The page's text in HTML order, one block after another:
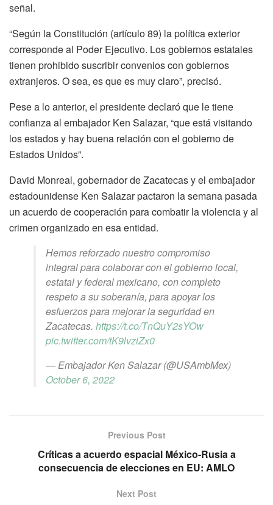
señal.
“Según la Constitución (artículo 89) la política exterior
corresponde al Poder Ejecutivo. Los gobiernos estatales
tienen prohibido suscribir convenios con gobiernos
extranjeros. O sea, es que es muy claro”, precisó.
Pese a lo anterior, el presidente declaró que le tiene
confianza al embajador Ken Salazar, “que está visitando
los estados y hay buena relación con el gobierno de
Estados Unidos”.
David Monreal, gobernador de Zacatecas y el embajador
estadounidense Ken Salazar pactaron la semana pasada
un acuerdo de cooperación para combatir la violencia y al
crimen organizado en esa entidad.
Hemos reforzado nuestro compromiso
integral para colaborar con el gobierno local,
estatal y federal mexicano, con completo
respeto a su soberanía, para apoyar los
esfuerzos para mejorar la seguridad en
Zacatecas. https://t.co/TnQuY2sYOw
pic.twitter.com/tK9lvziZx0
— Embajador Ken Salazar (@USAmbMex)
October 6, 2022
Previous Post
Críticas a acuerdo espacial México-Rusia a
consecuencia de elecciones en EU: AMLO
Next Post